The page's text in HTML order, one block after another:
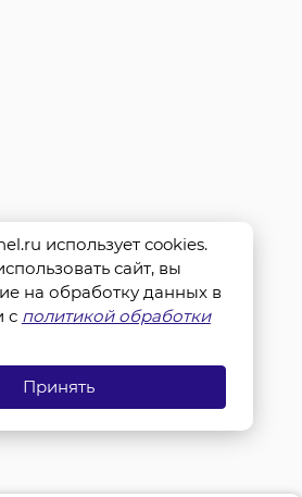
использует cookies.
сайт, вы
на обработку данных в
с политикой обработки
Принять